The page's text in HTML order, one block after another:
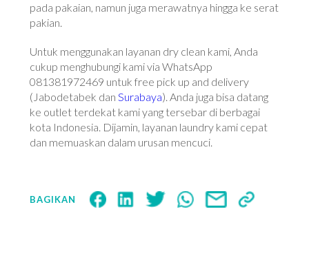
pada pakaian, namun juga merawatnya hingga ke serat
pakian.
Untuk menggunakan layanan dry clean kami, Anda
cukup menghubungi kami via WhatsApp
081381972469 untuk free pick up and delivery
(Jabodetabek danSurabaya). Anda juga bisa datang
ke outlet terdekat kami yang tersebar di berbagai
kota Indonesia. Dijamin, layanan laundry kami cepat
dan memuaskan dalam urusan mencuci.
BAGIKAN